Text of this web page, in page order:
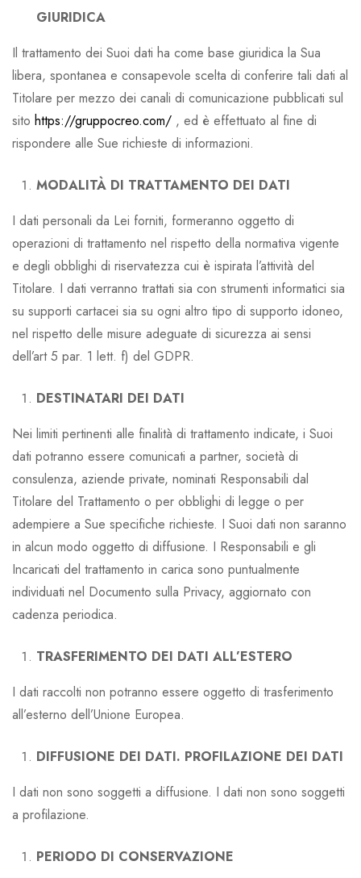
GIURIDICA
Il trattamento dei Suoi dati ha come base giuridica la Sua
libera, spontanea e consapevole scelta di conferire tali dati al
Titolare per mezzo dei canali di comunicazione pubblicati sul
sito https://gruppocreo.com/ , ed è effettuato al fine di
rispondere alle Sue richieste di informazioni.
MODALITÀ DI TRATTAMENTO DEI DATI
I dati personali da Lei forniti, formeranno oggetto di
operazioni di trattamento nel rispetto della normativa vigente
e degli obblighi di riservatezza cui è ispirata l’attività del
Titolare. I dati verranno trattati sia con strumenti informatici sia
su supporti cartacei sia su ogni altro tipo di supporto idoneo,
nel rispetto delle misure adeguate di sicurezza ai sensi
dell’art 5 par. 1 lett. f) del GDPR.
DESTINATARI DEI DATI
Nei limiti pertinenti alle finalità di trattamento indicate, i Suoi
dati potranno essere comunicati a partner, società di
consulenza, aziende private, nominati Responsabili dal
Titolare del Trattamento o per obblighi di legge o per
adempiere a Sue specifiche richieste. I Suoi dati non saranno
in alcun modo oggetto di diffusione. I Responsabili e gli
Incaricati del trattamento in carica sono puntualmente
individuati nel Documento sulla Privacy, aggiornato con
cadenza periodica.
TRASFERIMENTO DEI DATI ALL’ESTERO
I dati raccolti non potranno essere oggetto di trasferimento
all’esterno dell’Unione Europea.
DIFFUSIONE DEI DATI. PROFILAZIONE DEI DATI
I dati non sono soggetti a diffusione. I dati non sono soggetti
a profilazione.
PERIODO DI CONSERVAZIONE